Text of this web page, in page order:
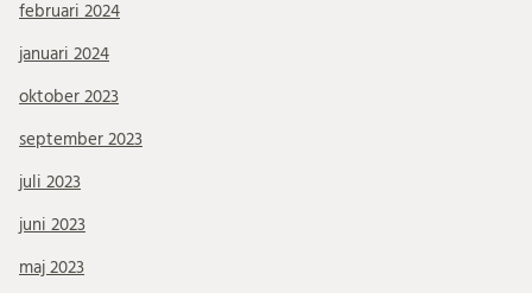
februari 2024
januari 2024
oktober 2023
september 2023
juli 2023
juni 2023
maj 2023